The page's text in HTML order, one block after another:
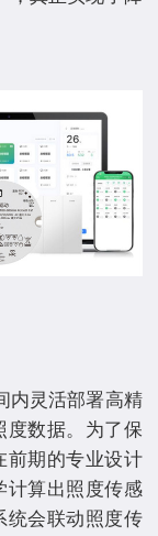
内灵活部署高精
度数据。为了保
前期的专业设计
计算出照度传感
统会联动照度传